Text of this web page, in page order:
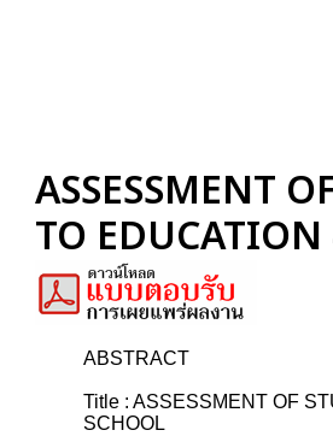
ASSESSMENT
TO
ABSTRACT
Title : ASSESSMENT OF
SCHOOL